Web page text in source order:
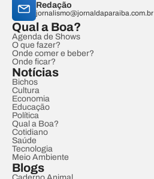
Redação
jornalismo@jornaldaparaiba.com.br
Qual a Boa?
Agenda de Shows
O que fazer?
Onde comer e beber?
Onde ficar?
Notícias
Bichos
Cultura
Economia
Educação
Política
Qual a Boa?
Cotidiano
Saúde
Tecnologia
Meio Ambiente
Blogs